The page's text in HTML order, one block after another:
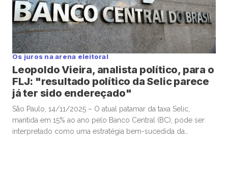
Os juros na arena eleitoral
Leopoldo Vieira, analista político, para o
FLJ: "resultado político da Selic parece
já ter sido endereçado"
São Paulo, 14/11/2025 – O atual patamar da taxa Selic,
mantida em 15% ao ano pelo Banco Central (BC), pode ser
interpretado como uma estratégia bem-sucedida da